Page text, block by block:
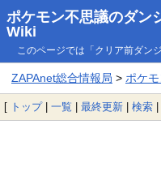
ポケモン不思議のダン
Wiki
このページでは「クリア前ダン
ZAPAnet総合情報局 > ポケ
[ トップ| 一覧 | 最終更新 | 検索 |